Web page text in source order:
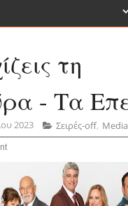
τη
- Τα
2023 Σειρές-off, Media